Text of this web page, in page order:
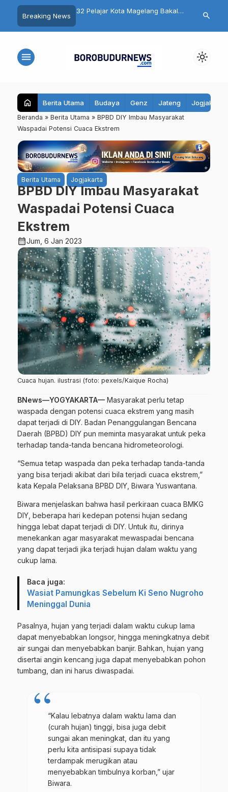
Breaking News
32 Pelajar Kota Magelang Bakal
Banjir
Bersama
search
menu light_mode
home Berita Utama Budaya Genz Jateng Jogjakarta
Beranda » Berita Utama » BPBD DIY Imbau Masyarakat
Waspadai Potensi Cuaca Ekstrem
Berita Utama Jogjakarta
BPBD DIY Imbau Masyarakat
Waspadai Potensi Cuaca
Ekstrem
calendar_monthJum, 6 Jan 2023
Cuaca hujan. ilustrasi (foto: pexels/Kaique Rocha)
BNews—YOGYAKARTA— Masyarakat perlu tetap
waspada dengan potensi cuaca ekstrem yang masih
dapat terjadi di DIY. Badan Penanggulangan Bencana
Daerah (BPBD) DIY pun meminta masyarakat untuk peka
terhadap tanda-tanda bencana hidrometeorologi.
“Semua tetap waspada dan peka terhadap tanda-tanda
yang bisa terjadi akibat dari bila terjadi cuaca ekstrem,”
kata Kepala Pelaksana BPBD DIY, Biwara Yuswantana.
Biwara menjelaskan bahwa hasil perkiraan cuaca BMKG
DIY, beberapa hari kedepan potensi hujan sedang
hingga lebat dapat terjadi di DIY. Untuk itu, dirinya
menekankan agar masyarakat mewaspadai bencana
yang dapat terjadi jika terjadi hujan dalam waktu yang
cukup lama.
Baca juga:
Wasiat Pamungkas Sebelum Ki Seno Nugroho
Meninggal Dunia
Pasalnya, hujan yang terjadi dalam waktu cukup lama
dapat menyebabkan longsor, hingga meningkatnya debit
air sungai dan menyebabkan banjir. Bahkan, hujan yang
disertai angin kencang juga dapat menyebabkan pohon
tumbang, dan ini harus diwaspadai.
“Kalau lebatnya dalam waktu lama dan
(curah hujan) tinggi, bisa juga debit
sungai akan meningkat, dan itu yang
perlu kita antisipasi supaya tidak
terdampak merugikan atau
menyebabkan timbulnya korban,” ujar
Biwara.